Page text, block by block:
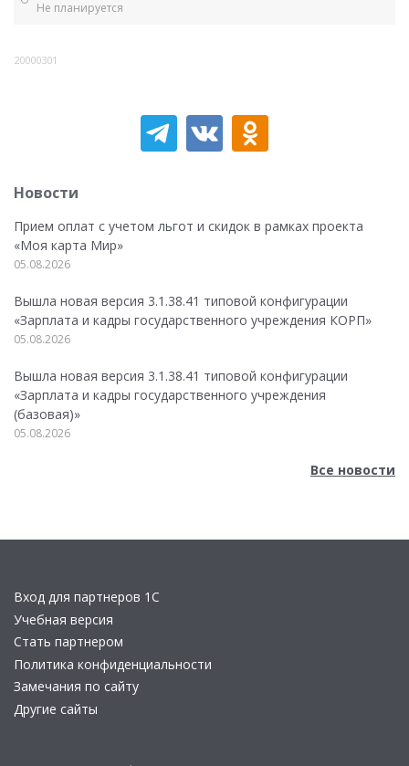
Не планируется
20000301
Новости
Прием оплат с учетом льгот и скидок в рамках проекта
«Моя карта Мир»
05.08.2026
Вышла новая версия 3.1.38.41 типовой конфигурации
«Зарплата и кадры государственного учреждения КОРП»
05.08.2026
Вышла новая версия 3.1.38.41 типовой конфигурации
«Зарплата и кадры государственного учреждения
(базовая)»
05.08.2026
Все новости
Вход для партнеров 1С
Учебная версия
Стать партнером
Политика конфиденциальности
Замечания по сайту
Другие сайты